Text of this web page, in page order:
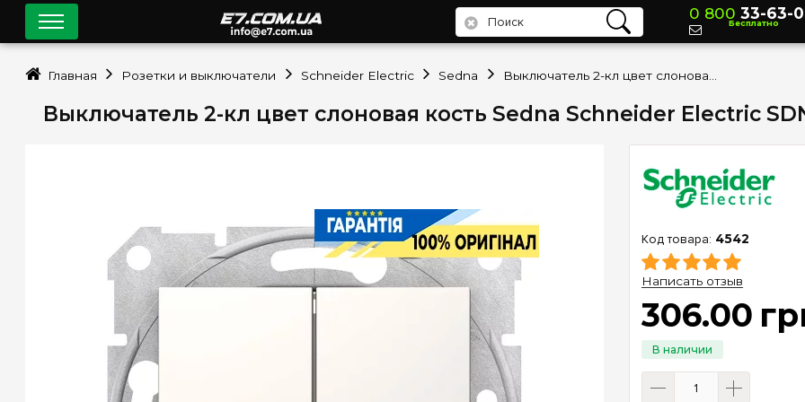
Выключатель 2-кл цвет слоновая кость Sedna Schneider Electric
4542
Написать отзыв
306.00
0 800 33-63-
Бесплатно
Главная Розетки и выключатели Schneider Electric Sedna